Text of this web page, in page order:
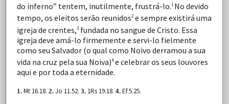
do inferno” tentem, inutilmente, frustrá-lo.1 No devido
tempo, os eleitos serão reunidos2 e sempre existirá uma
igreja de crentes,3 fundada no sangue de Cristo. Essa
igreja deve amá-lo firmemente e servi-lo fielmente
como seu Salvador (o qual como Noivo derramou a sua
vida na cruz pela sua Noiva)4 e celebraros seus louvores
aqui e por toda a eternidade.
1. Mt 16.18. 2. Jo 11.52. 3. 1Rs 19.18. 4. Ef5.25.